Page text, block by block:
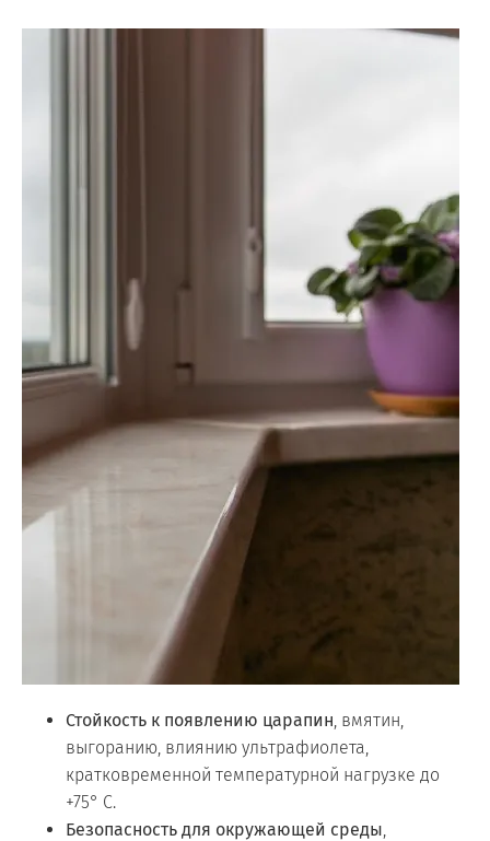
Стойкость к появлению царапин , вмятин,
выгоранию, влиянию ультрафиолета,
кратковременной температурной нагрузке до
+75° С.
Безопасность для окружающей среды